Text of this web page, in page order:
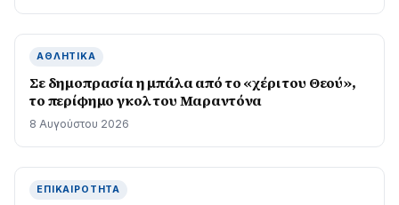
ΑΘΛΗΤΙΚΆ
Σε δημοπρασία η μπάλα από το «χέρι του Θεού»,
το περίφημο γκολ του Μαραντόνα
8 Αυγούστου 2026
ΕΠΙΚΑΙΡΌΤΗΤΑ